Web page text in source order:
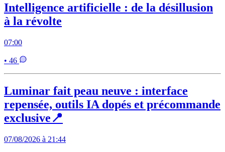
Intelligence artificielle : de la désillusion
à la révolte
07:00
• 46
Luminar fait peau neuve : interface
repensée, outils IA dopés et précommande
exclusive📍
07/08/2026 à 21:44